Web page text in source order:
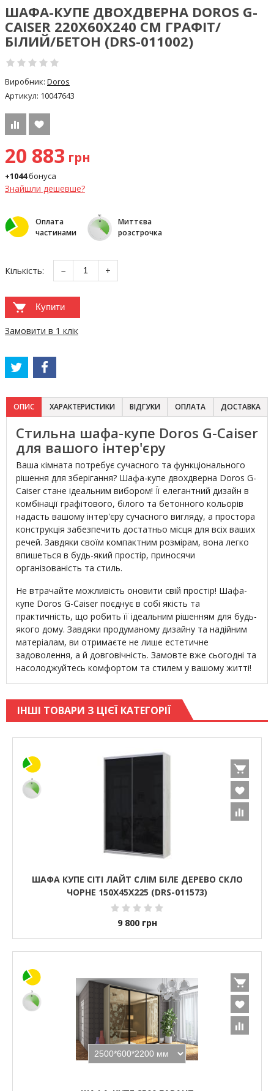
ШАФА-КУПЕ ДВОХДВЕРНА DOROS G-
CAISER 220Х60Х240 СМ ГРАФІТ/
БІЛИЙ/БЕТОН (DRS-011002)
Виробник: Doros
Артикул: 10047643
20 883 грн
+1044бонуса
Знайшли дешевше?
Оплата
частинами
Миттєва
розстрочка
Кількість: − +
Купити
Замовити в 1 клік
ОПИС ХАРАКТЕРИСТИКИ ВІДГУКИ ОПЛАТА ДОСТАВКА
Стильна шафа-купе Doros G-Caiser
для вашого інтер'єру
Ваша кімната потребує сучасного та функціонального
рішення для зберігання? Шафа-купе двохдверна Doros G-
Caiser стане ідеальним вибором! Її елегантний дизайн в
комбінації графітового, білого та бетонного кольорів
надасть вашому інтер'єру сучасного вигляду, а простора
конструкція забезпечить достатньо місця для всіх ваших
речей. Завдяки своїм компактним розмірам, вона легко
впишеться в будь-який простір, приносячи
організованість та стиль.
Не втрачайте можливість оновити свій простір! Шафа-
купе Doros G-Caiser поєднує в собі якість та
практичність, що робить її ідеальним рішенням для будь-
якого дому. Завдяки продуманому дизайну та надійним
матеріалам, ви отримаєте не лише естетичне
задоволення, а й довговічність. Замовте вже сьогодні та
насолоджуйтесь комфортом та стилем у вашому житті!
ІНШІ ТОВАРИ З ЦІЄЇ КАТЕГОРІЇ
ШАФА КУПЕ СІТІ ЛАЙТ СЛІМ БІЛЕ ДЕРЕВО СКЛО
ЧОРНЕ 150Х45Х225 (DRS-011573)
9 800 грн